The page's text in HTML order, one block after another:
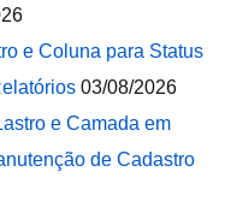
e Coluna para Status
03/08/2026
e Camada em
de Cadastro